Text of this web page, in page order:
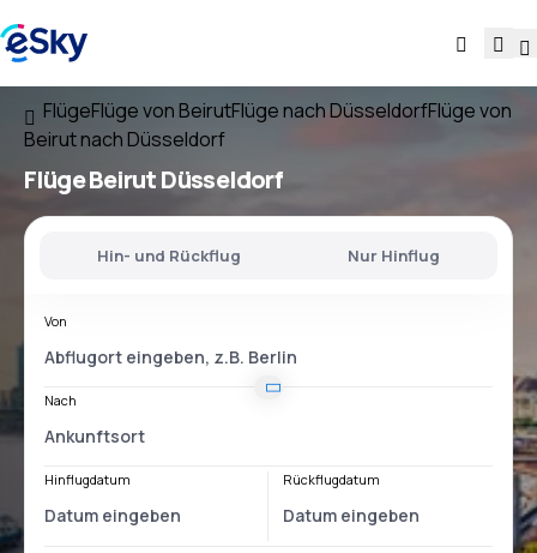
FlügeFlüge von BeirutFlüge nach DüsseldorfFlüge von
Beirut nach Düsseldorf
FlügeBeirut Düsseldorf
Hin- und Rückflug Nur Hinflug
Von
Nach
Hinflugdatum Rückflugdatum